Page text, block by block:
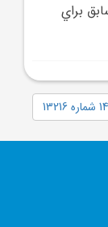
براي